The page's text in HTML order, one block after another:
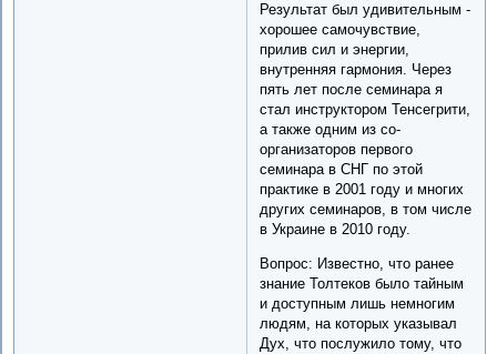
Результат был удивительным -
хорошее самочувствие,
прилив сил и энергии,
внутренняя гармония. Через
пять лет после семинара я
стал инструктором Тенсегрити,
а также одним из со-
организаторов первого
семинара в СНГ по этой
практике в 2001 году и многих
других семинаров, в том числе
в Украине в 2010 году.
Вопрос: Известно, что ранее
знание Толтеков было тайным
и доступным лишь немногим
людям, на которых указывал
Дух, что послужило тому, что